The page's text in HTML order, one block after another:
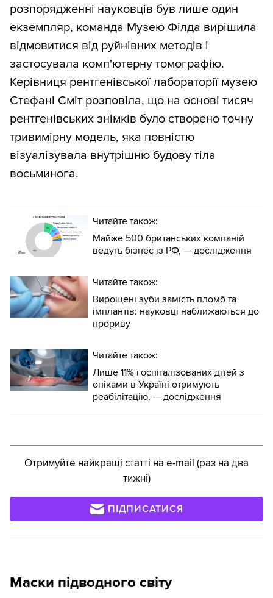
розпорядженні науковців був лише один
екземпляр, команда Музею Філда вирішила
відмовитися від руйнівних методів і
застосувала комп'ютерну томографію.
Керівниця рентгенівської лабораторії музею
Стефані Сміт розповіла, що на основі тисяч
рентгенівських знімків було створено точну
тривимірну модель, яка повністю
візуалізувала внутрішню будову тіла
восьминога.
Читайте також:
Майже 500 британських компаній
ведуть бізнес із РФ, — дослідження
Читайте також:
Вирощені зуби замість пломб та
імплантів: науковці наближаються до
прориву
Читайте також:
Лише 11% госпіталізованих дітей з
опіками в Україні отримують
реабілітацію, — дослідження
Отримуйте найкращі статті на e-mail (раз на два
тижні)
ПІДПИСАТИСЯ
Маски підводного світу